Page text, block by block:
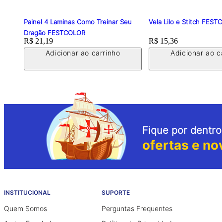
Painel 4 Laminas Como Treinar Seu
Dragão FESTCOLOR
Price:
R$ 21,19
Adicionar ao carrinho
Vela Lilo e Stitch
Price:
R$ 15,36
Adicionar ao
Fique por
ofertas e
INSTITUCIONAL
Quem Somos
SUPORTE
Perguntas Frequentes